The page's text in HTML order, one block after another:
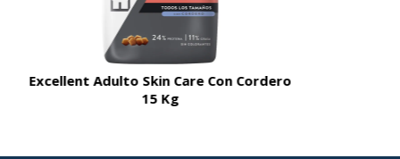
Excellent Adulto Skin Care Con Cordero
15 Kg